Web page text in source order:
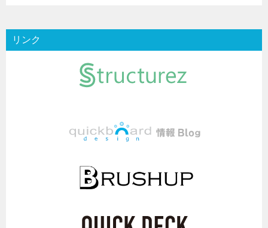
リンク